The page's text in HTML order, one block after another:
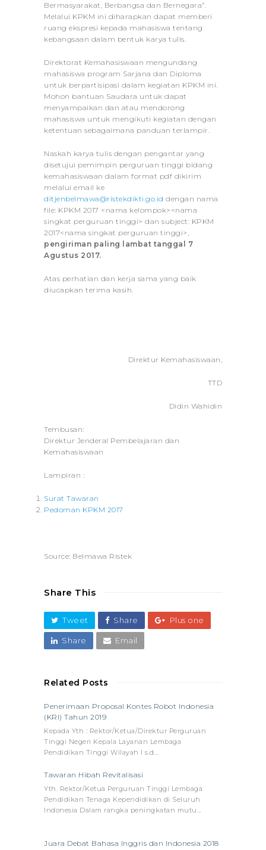
Bermasyarakat, Berbangsa dan Bernegara”.
Melalui KPKM ini diharapkan dapat memberi
ruang ekspresi kepada mahasiswa tentang
kebangsaan dalam bentuk karya tulis.
Direktorat Kemahasiswaan mengundang
mahasiswa program Sarjana dan Diploma
untuk berpartisipasi dalam kegiatan KPKM ini.
Mohon bantuan Saudara untuk dapat
menyampaikan dan atau mendorong
mahasiswa untuk mengikuti kegiatan dengan
ketentuan sebagaimana panduan terlampir.
Naskah karya tulis dengan pengantar yang
disetujui pemimpin perguruan tinggi bidang
kemahasiswaan dalam format pdf dikirim
melalui email ke
ditjenbelmawa@ristekdikti.go.id dengan nama
file: KPKM 2017 <nama kelompok><nama
singkat perguruan tinggi> dan subject: KPKM
2017<nama singkat perguruan tinggi>,
pengiriman paling lambat tanggal 7
Agustus 2017.
Atas perhatian dan kerja sama yang baik
diucapkan terima kasih.
Direktur Kemahasiswaan,
TTD
Didin Wahidin
Tembusan:
Direktur Jenderal Pembelajaran dan
Kemahasiswaan
Lampiran :
Surat Tawaran
Pedoman KPKM 2017
Source: Belmawa Ristek
Share This
Tweet Share Plus one
Share Email
Related Posts
Penerimaan Proposal Kontes Robot Indonesia
(KRI) Tahun 2019
Kepada Yth : Rektor/Ketua/Direktur Perguruan
Tinggi Negeri Kepala Layanan Lembaga
Pendidikan Tinggi Wilayah I s.d…
Tawaran Hibah Revitalisasi
Yth. Rektor/Ketua Perguruan Tinggi Lembaga
Pendidikan Tenaga Kependidikan di Seluruh
Indonesia Dalam rangka peningkatan mutu…
Juara Debat Bahasa Inggris dan Indonesia 2018